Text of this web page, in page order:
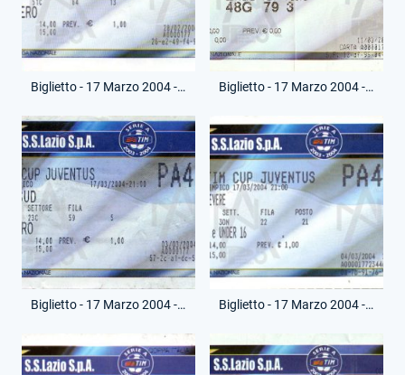
Biglietto - 17 Marzo 2004 - Finale Andata - Lazio-Juventus Biglietto - 17 Marzo 2004 - Finale Andata - Lazio-Juventus
Biglietto - 17 Marzo 2004 - Finale Andata - Lazio-Juventus Biglietto - 17 Marzo 2004 - Finale Andata - Lazio-Juventus